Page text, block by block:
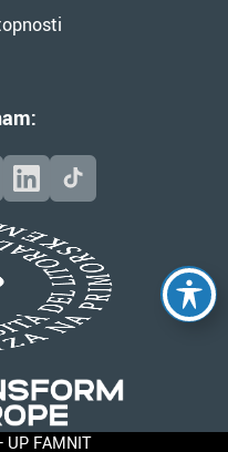
FAMNIT